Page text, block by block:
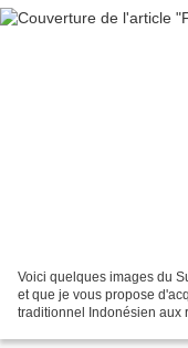
Voici quelques images du
et que je vous propose
traditionnel Indonésien aux